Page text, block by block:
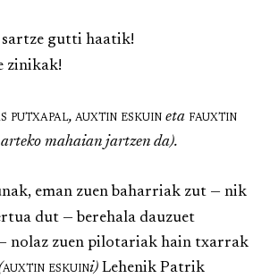
gutti haatik!
zinikak!
putxapal, auxtin eskuineta fauxtin
mahaian jartzen da).
eman zuen baharriak zut — nik
dut — berehala dauzuet
nolaz zuen pilotariak hain txarrak
auxtin eskuini) Lehenik Patrik